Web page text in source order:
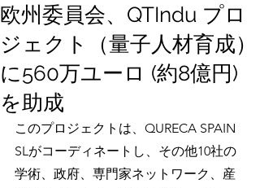
欧州委員会、QTIndu プロ
ジェクト（量子人材育成）
に560万ユーロ (約8億円)
を助成
このプロジェクトは、QURECA SPAIN
SLがコーディネートし、その他10社の
学術、政府、専門家ネットワーク、産